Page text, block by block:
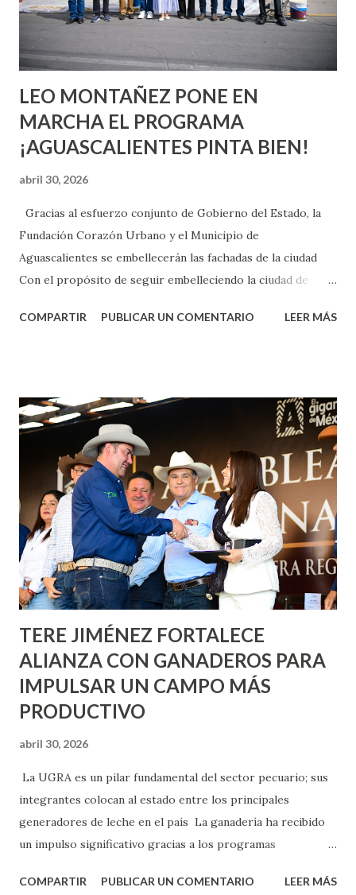
experimentarlo, pero como cualquier persona con
experiencia te dirá, siempre es mejor cuando ambas partes
son suficientemen...
LEO MONTAÑEZ PONE EN
MARCHA EL PROGRAMA
¡AGUASCALIENTES PINTA BIEN!
abril 30, 2026
Gracias al esfuerzo conjunto de Gobierno del Estado, la
Fundación Corazón Urbano y el Municipio de
Aguascalientes se embellecerán las fachadas de la ciudad
Con el propósito de seguir embelleciendo la ciudad de
municipal, Leo Montañez dio inicio al programa
Corazón Urbano y el Municipio capital. Leo Montañez
informó que en este programa se usarán cerca de 90 mil
metros cuadrados de pintura, para dar inicio en la calle
Nieto, entre Jesús F. Elizondo y la calle 22 de Octubre, con
lo que se aplicará pintura en 66 casas. Posteriormente se
llevará este programa a Villas de Nuestra Señora de la
Asunción, Avenida Alameda y Decreto 27 de Septiembre, en
los edificios FOVISSSTE Ojo de Agua, en la comunidad
Norias de Paso Hondo y en los edificios de...
COMPARTIR PUBLICAR UN COMENTARIO LEER MÁS
TERE JIMÉNEZ FORTALECE
ALIANZA CON GANADEROS PARA
IMPULSAR UN CAMPO MÁS
PRODUCTIVO
abril 30, 2026
La UGRA es un pilar fundamental del sector pecuario; sus
integrantes colocan al estado entre los principales
generadores de leche en el país La ganadería ha recibido
un impulso significativo gracias a los programas
muestra de su respaldo firme y decidido al campo, la
COMPARTIR PUBLICAR UN COMENTARIO LEER MÁS